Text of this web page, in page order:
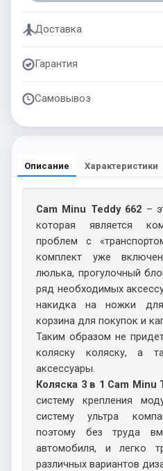
Доставка
Гарантия
Самовывоз
Описание Характеристики
Cam Minu Teddy 662 –
которая является
проблем с
комплект уже
люлька, прогулочный
ряд необходимых
накидка на ножки
корзина для покупок и
Таким образом не
коляску коляску, а
аксессуары.
Коляска 3 в 1 Cam Minu
систему крепления
систему ультра
поэтому без труда
автомобиля, и легко
различных вариантов